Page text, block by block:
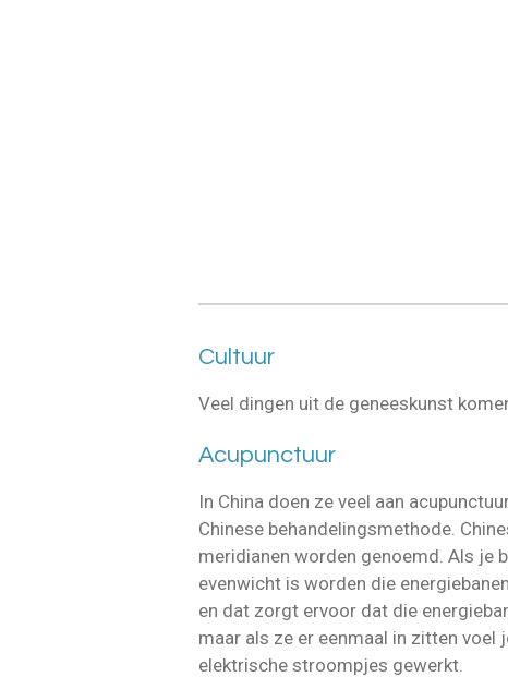
Cultuur
Veel dingen uit de geneeskunst
Acupunctuur
In China doen ze veel aan
Chinese behandelingsmethode.
meridianen worden genoemd. Als je
evenwicht is worden die
en dat zorgt ervoor dat die
maar als ze er eenmaal in zitten voel
elektrische stroompjes gewerkt.